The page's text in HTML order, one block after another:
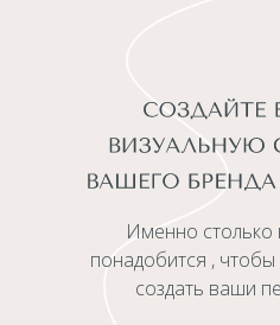
Именно
понадобится , чтобы
создать ваши